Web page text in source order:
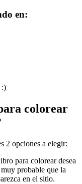
en:
:)
colorear
2 opciones a elegir:
para colorear desea
probable que la
en el sitio.